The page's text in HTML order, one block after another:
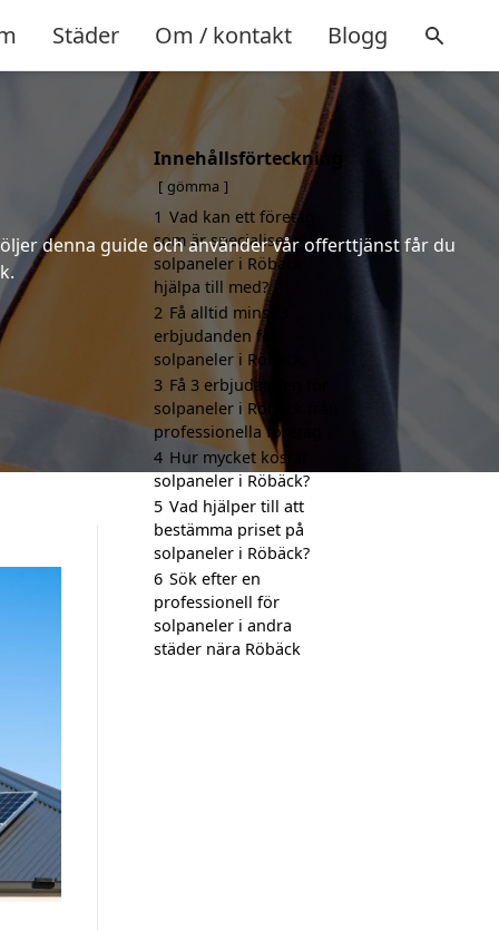
Städer Om / kontakt Blogg
denna guide och använder vår offerttjänst får du
Innehållsförteckning
gömma
1 Vad kan ett företag
som är specialiserat på
solpaneler i Röbäck
hjälpa till med?
2 Få alltid minst 3
erbjudanden för
solpaneler i Röbäck
3 Få 3 erbjudanden för
solpaneler i Röbäck från
professionella företag
4 Hur mycket kostar
solpaneler i Röbäck?
5 Vad hjälper till att
bestämma priset på
solpaneler i Röbäck?
6 Sök efter en
professionell för
solpaneler i andra
städer nära Röbäck